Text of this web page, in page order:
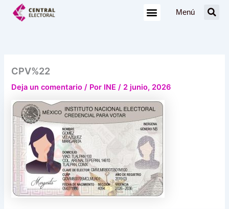
Menú
CPV%22
Deja un comentario / Por INE/ 2 junio, 2026